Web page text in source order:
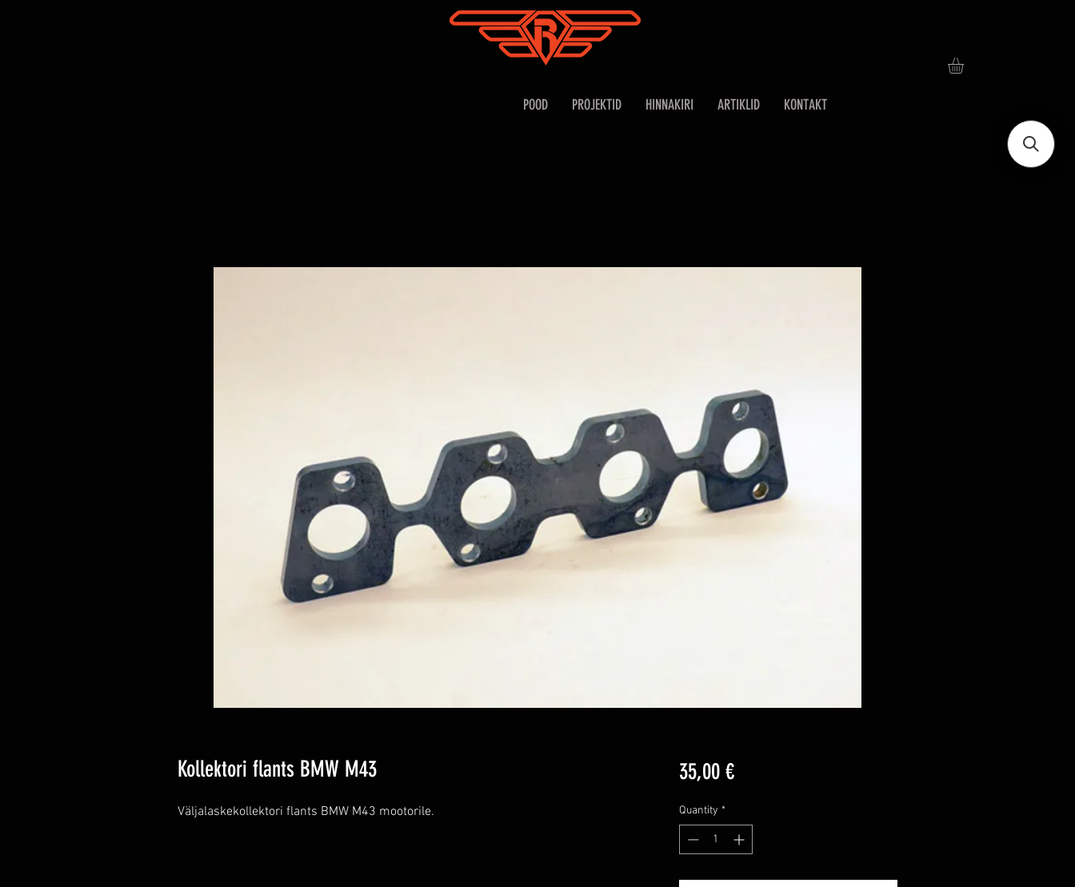
POOD PROJEKTID HINNAKIRI ARTIKLID KONTAKT
Kollektori flants BMW M43
Väljalaskekollektori flants BMW M43 mootorile.
35,00 €Price
Quantity *